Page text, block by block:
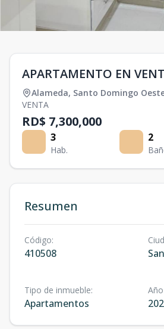
APARTAMENTO EN
Alameda, Santo Domingo
VENTA
RD$ 7,300,000
3
Hab.
2
Resumen
Código:
410508
Tipo de inmueble:
Apartamentos